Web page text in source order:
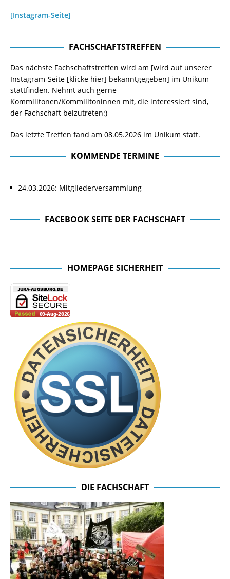
[Instagram-Seite]
FACHSCHAFTSTREFFEN
Das nächste Fachschaftstreffen wird am [wird auf unserer
Instagram-Seite [klicke hier] bekanntgegeben] im Unikum
stattfinden. Nehmt auch gerne
Kommilitonen/Kommilitoninnen mit, die interessiert sind,
der Fachschaft beizutreten:)
Das letzte Treffen fand am 08.05.2026 im Unikum statt.
KOMMENDE TERMINE
24.03.2026: Mitgliederversammlung
FACEBOOK SEITE DER FACHSCHAFT
HOMEPAGE SICHERHEIT
DIE FACHSCHAFT